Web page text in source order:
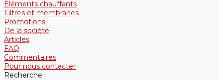
Éléments chauffants
Filtres et membranes
Promotions
De la société
Articles
FAQ
Commentaires
Pour nous contacter
Recherche